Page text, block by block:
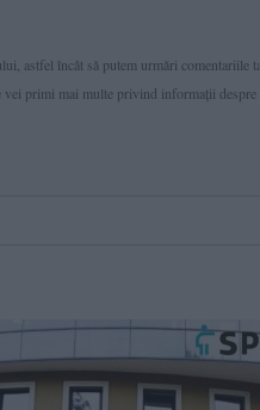
astfel încât să putem urmări
primi mai multe privind informaţii despre